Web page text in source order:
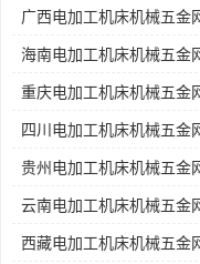
广西电加工机床机械五金
海南电加工机床机械五金
重庆电加工机床机械五金
四川电加工机床机械五金
贵州电加工机床机械五金
云南电加工机床机械五金
西藏电加工机床机械五金